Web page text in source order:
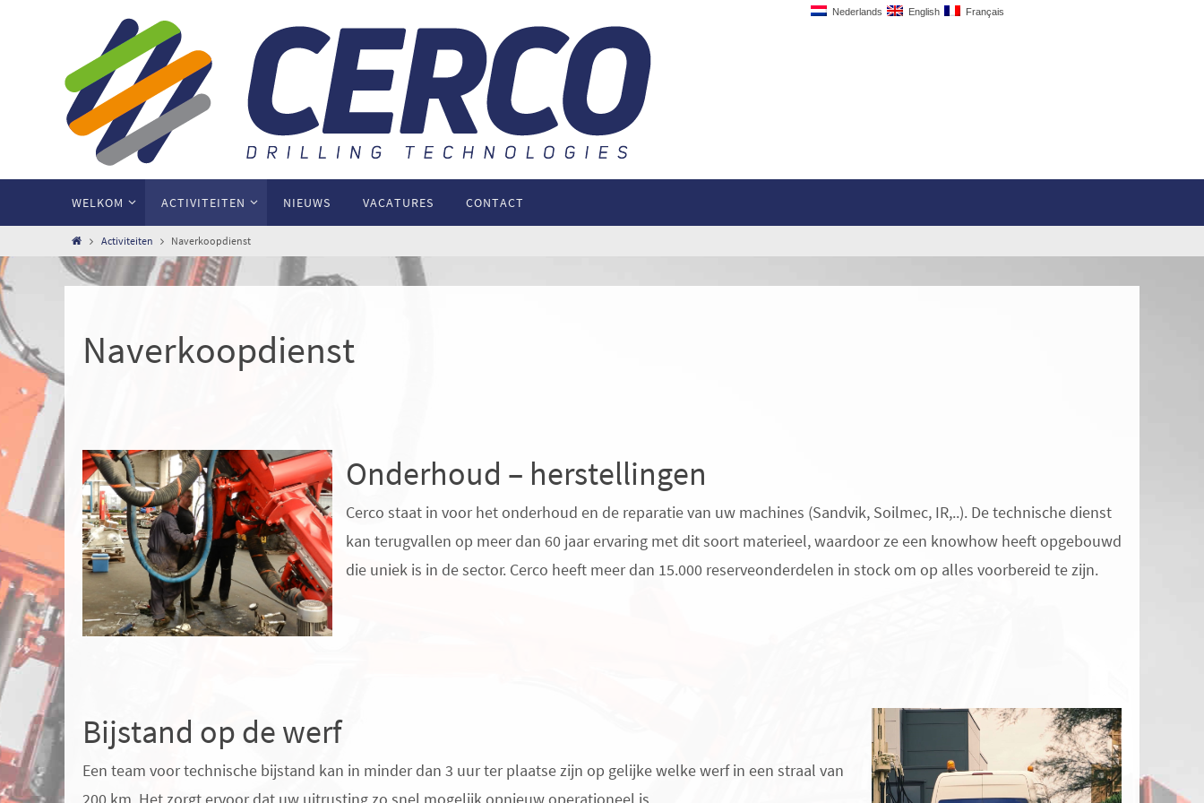
Nederlands English Français
WELKOM ACTIVITEITEN NIEUWS VACATURES CONTACT
Activiteiten Naverkoopdienst
Naverkoopdienst
Onderhoud – herstellingen
Cerco staat in voor het onderhoud en de reparatie van uw machines (Sandvik, Soilmec, IR,..). De technische dienst
kan terugvallen op meer dan 60 jaar ervaring met dit soort materieel, waardoor ze een knowhow heeft opgebouwd
die uniek is in de sector. Cerco heeft meer dan 15.000 reserveonderdelen in stock om op alles voorbereid te zijn.
Bijstand op de werf
Een team voor technische bijstand kan in minder dan 3 uur ter plaatse zijn op gelijke welke werf in een straal van